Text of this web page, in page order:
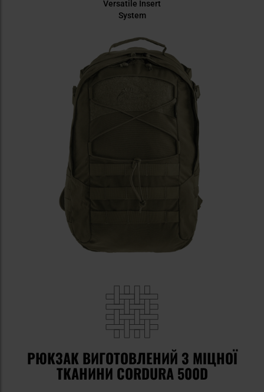
Versatile Insert
System
РЮКЗАК ВИГОТОВЛЕНИЙ З МІЦНОЇ
ТКАНИНИ CORDURA 500D